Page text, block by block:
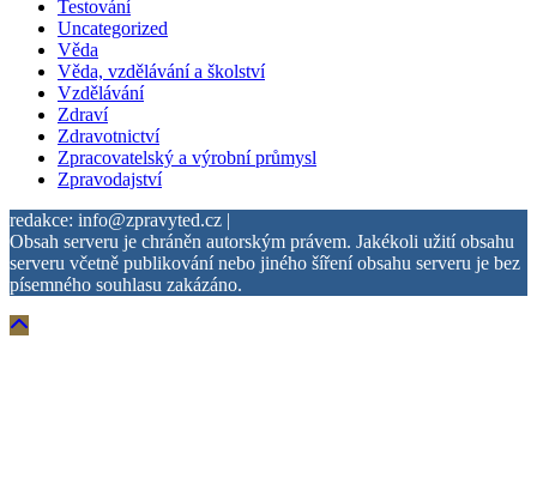
Testování
Uncategorized
Věda
Věda, vzdělávání a školství
Vzdělávání
Zdraví
Zdravotnictví
Zpracovatelský a výrobní průmysl
Zpravodajství
redakce: info@zpravyted.cz |
Obsah serveru je chráněn autorským právem. Jakékoli užití obsahu
serveru včetně publikování nebo jiného šíření obsahu serveru je bez
písemného souhlasu zakázáno.